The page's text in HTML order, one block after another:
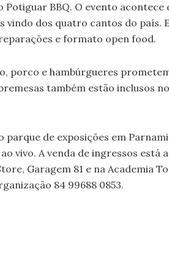
BBQ. O evento
dos quatro cantos do país.
e formato open food.
porco e hambúrgueres
também estão inclusos
de exposições em
vivo. A venda de ingressos
Garagem 81 e na Academia
84 99688 0853.